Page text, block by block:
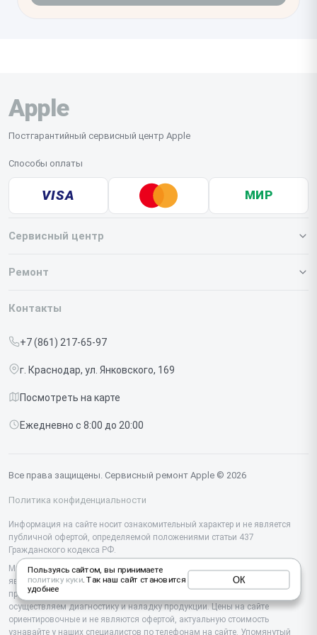
Apple
Постгарантийный сервисный центр Apple
Способы оплаты
VISA МИР
Сервисный центр
О нашем сервисе
Срочный ремонт
Доставка и способы оплаты
Диагностика
Контакты
Ремонт
Iphone
Studio Display
Vision Pro
Контакты
+7 (861) 217-65-97
г. Краснодар, ул. Янковского, 169
Посмотреть на карте
Ежедневно с 8:00 до 20:00
Все права защищены. Сервисный ремонт Apple © 2026
Политика конфиденциальности
Информация на сайте носит ознакомительный характер и не является
публичной офертой, определяемой положениями статьи 437
Гражданского кодекса РФ.
Мы специализируемся на обслуживании и ремонте техники Apple, но не
являемся их официальным представителем. Предоставляем
профессиональные услуги после истечения гарантии, а также
осуществляем диагностику и наладку продукции. Цены на сайте
ориентировочные и не являются офертой, актуальную стоимость
узнавайте у наших специалистов по телефонам на сайте. Упомянутый
Пользуясь сайтом, вы принимаете
политику куки. Так наш сайт становится
удобнее
ОК